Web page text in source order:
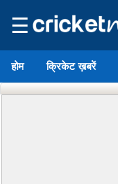
☰
होम क्रिकेट ख़बरें